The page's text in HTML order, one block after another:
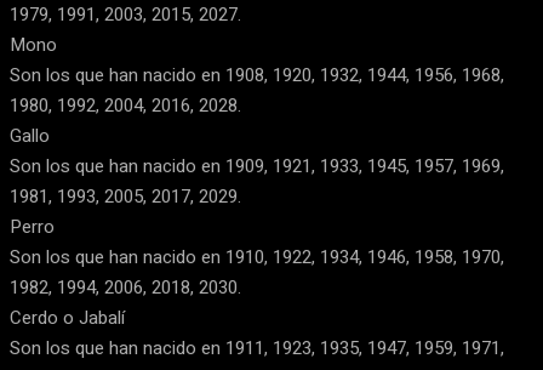
1979, 1991, 2003, 2015, 2027.
Mono
Son los que han nacido en 1908, 1920, 1932, 1944, 1956, 1968,
1980, 1992, 2004, 2016, 2028.
Gallo
Son los que han nacido en 1909, 1921, 1933, 1945, 1957, 1969,
1981, 1993, 2005, 2017, 2029.
Perro
Son los que han nacido en 1910, 1922, 1934, 1946, 1958, 1970,
1982, 1994, 2006, 2018, 2030.
Cerdo o Jabalí
Son los que han nacido en 1911, 1923, 1935, 1947, 1959, 1971,